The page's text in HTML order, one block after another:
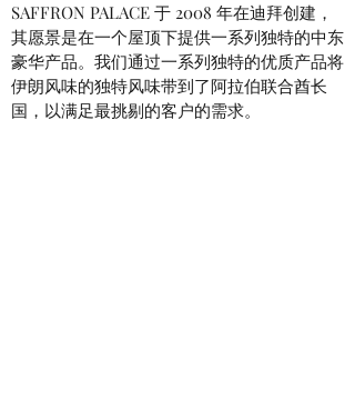
SAFFRON PALACE 于 2008 年在迪拜创建，
其愿景是在一个屋顶下提供一系列独特的中东
豪华产品。我们通过一系列独特的优质产品将
伊朗风味的独特风味带到了阿拉伯联合酋长
国，以满足最挑剔的客户的需求。